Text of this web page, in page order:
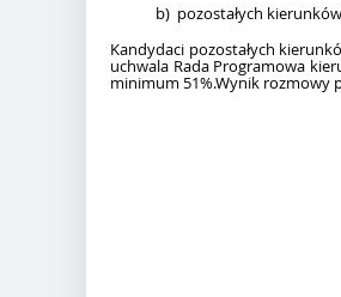
b) pozostałych
Kandydaci pozostałych
uchwala Rada Programowa
minimum 51%.Wynik rozmowy